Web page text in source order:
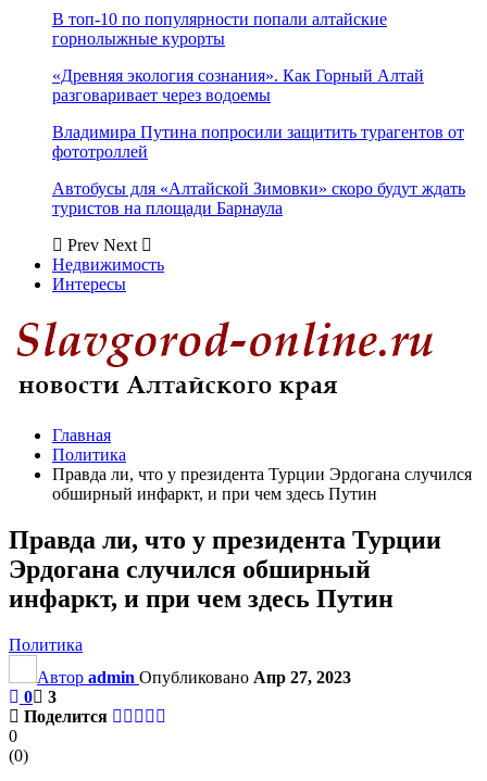
В топ-10 по популярности попали алтайские
горнолыжные курорты
«Древняя экология сознания». Как Горный Алтай
разговаривает через водоемы
Владимира Путина попросили защитить турагентов от
фототроллей
Автобусы для «Алтайской Зимовки» скоро будут ждать
туристов на площади Барнаула
Prev Next
Недвижимость
Интересы
Главная
Политика
Правда ли, что у президента Турции Эрдогана случился
обширный инфаркт, и при чем здесь Путин
Правда ли, что у президента Турции
Эрдогана случился обширный
инфаркт, и при чем здесь Путин
Политика
Автор admin Опубликовано Апр 27, 2023
0
3
Поделится
0
(0)